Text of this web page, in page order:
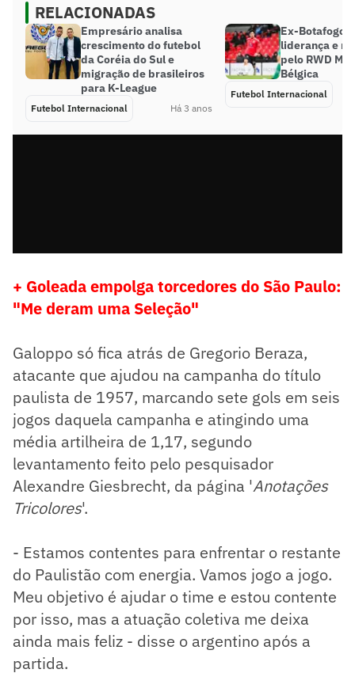
RELACIONADAS
Empresário analisa
crescimento do futebol
da Coréia do Sul e
migração de brasileiros
para K-League
Futebol Internacional Há 3 anos
Ex-Botafogo
liderança e
pelo RWD
Bélgica
Futebol Internacional
+ Goleada empolga torcedores do São Paulo:
"Me deram uma Seleção"
Galoppo só fica atrás de Gregorio Beraza,
atacante que ajudou na campanha do título
paulista de 1957, marcando sete gols em seis
jogos daquela campanha e atingindo uma
média artilheira de 1,17, segundo
levantamento feito pelo pesquisador
Alexandre Giesbrecht, da página 'Anotações
Tricolores'.
- Estamos contentes para enfrentar o restante
do Paulistão com energia. Vamos jogo a jogo.
Meu objetivo é ajudar o time e estou contente
por isso, mas a atuação coletiva me deixa
ainda mais feliz - disse o argentino após a
partida.